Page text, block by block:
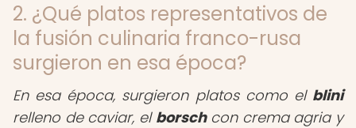
2. ¿Qué platos representativos de
la fusión culinaria franco-rusa
surgieron en esa época?
En esa época, surgieron platos como el blini
relleno de caviar, el borschcon crema agria y